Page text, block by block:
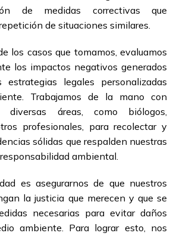
de medidas correctivas que
de situaciones similares.
los casos que tomamos, evaluamos
los impactos negativos generados
estrategias legales personalizadas
Trabajamos de la mano con
diversas áreas, como biólogos,
profesionales, para recolectar y
sólidas que respalden nuestras
ambiental.
es asegurarnos de que nuestros
la justicia que merecen y que se
necesarias para evitar daños
ambiente. Para lograr esto, nos